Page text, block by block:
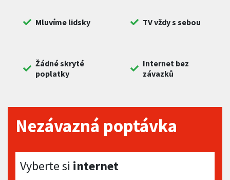
Mluvíme lidsky TV vždy s sebou
Žádné skryté
poplatky
Internet bez
závazků
Nezávazná poptávka
Vyberte si internet
Vyberte si internet